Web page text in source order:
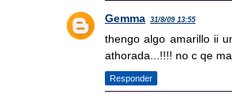
Gemma 31/8/09 13:55
thengo algo amarillo ii
athorada...!!!! no c qe
Responder